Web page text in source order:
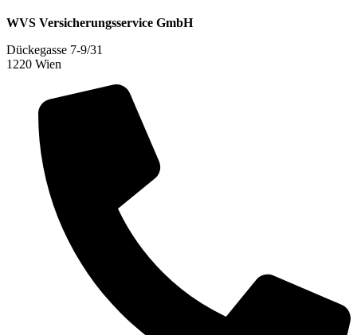
WVS Versicherungsservice GmbH
Dückegasse 7-9/31
1220 Wien